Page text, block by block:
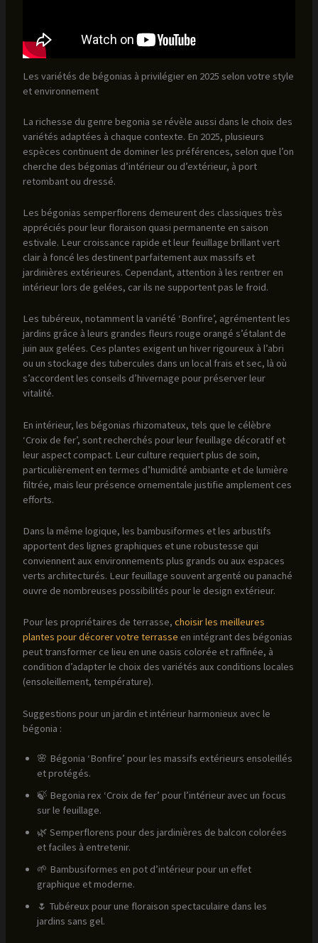
Les variétés de bégonias à privilégier en 2025 selon votre style
et environnement
La richesse du genre begonia se révèle aussi dans le choix des
variétés adaptées à chaque contexte. En 2025, plusieurs
espèces continuent de dominer les préférences, selon que l’on
cherche des bégonias d’intérieur ou d’extérieur, à port
retombant ou dressé.
Les bégonias semperflorens demeurent des classiques très
appréciés pour leur floraison quasi permanente en saison
estivale. Leur croissance rapide et leur feuillage brillant vert
clair à foncé les destinent parfaitement aux massifs et
jardinières extérieures. Cependant, attention à les rentrer en
intérieur lors de gelées, car ils ne supportent pas le froid.
Les tubéreux, notamment la variété ‘Bonfire’, agrémentent les
jardins grâce à leurs grandes fleurs rouge orangé s’étalant de
juin aux gelées. Ces plantes exigent un hiver rigoureux à l’abri
ou un stockage des tubercules dans un local frais et sec, là où
s’accordent les conseils d’hivernage pour préserver leur
vitalité.
En intérieur, les bégonias rhizomateux, tels que le célèbre
‘Croix de fer’, sont recherchés pour leur feuillage décoratif et
leur aspect compact. Leur culture requiert plus de soin,
particulièrement en termes d’humidité ambiante et de lumière
filtrée, mais leur présence ornementale justifie amplement ces
efforts.
Dans la même logique, les bambusiformes et les arbustifs
apportent des lignes graphiques et une robustesse qui
conviennent aux environnements plus grands ou aux espaces
verts architecturés. Leur feuillage souvent argenté ou panaché
ouvre de nombreuses possibilités pour le design extérieur.
Pour les propriétaires de terrasse, choisir les meilleures
plantes pour décorer votre terrasse en intégrant des bégonias
peut transformer ce lieu en une oasis colorée et raffinée, à
condition d’adapter le choix des variétés aux conditions locales
(ensoleillement, température).
Suggestions pour un jardin et intérieur harmonieux avec le
bégonia :
🌸 Bégonia ‘Bonfire’ pour les massifs extérieurs ensoleillés
et protégés.
🍃 Begonia rex ‘Croix de fer’ pour l’intérieur avec un focus
sur le feuillage.
🌿 Semperflorens pour des jardinières de balcon colorées
et faciles à entretenir.
🌱 Bambusiformes en pot d’intérieur pour un effet
graphique et moderne.
🌷 Tubéreux pour une floraison spectaculaire dans les
jardins sans gel.